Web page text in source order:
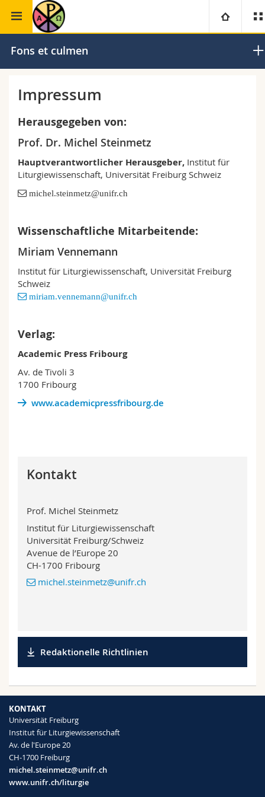
Universität
Forschung
Universität
Rechtswissenschaftliche Fak.
Wirtschafts- und Sozialwissenschaftliche Fak.
Math.-Nat. und Med. Fak.
Studieninteressierte
Studierende
Mitarbeitende
Ressourcen
Personenverzeichnis
Webmail
MyUnifr
Theologische Fakultät Liturgiewissenschaft
Fons et culmen
Impressum
Herausgegeben von:
Prof. Dr. Michel Steinmetz
Hauptverantwortlicher Herausgeber, Institut für
Liturgiewissenschaft, Universität Freiburg Schweiz
michel.steinmetz@unifr.ch
Wissenschaftliche Mitarbeitende:
Miriam Vennemann
Institut für Liturgiewissenschaft, Universität Freiburg
Schweiz
miriam.vennemann@unifr.ch
Verlag:
Academic Press Fribourg
Av. de Tivoli 3
1700 Fribourg
www.academicpressfribourg.de
Kontakt
Prof. Michel Steinmetz
Institut für Liturgiewissenschaft
Universität Freiburg/Schweiz
Avenue de l’Europe 20
CH-1700 Fribourg
michel.steinmetz@unifr.ch
Redaktionelle Richtlinien
KONTAKT
Universität Freiburg
Institut für Liturgiewissenschaft
Av. de l'Europe 20
CH-1700 Freiburg
michel.steinmetz@unifr.ch
www.unifr.ch/liturgie